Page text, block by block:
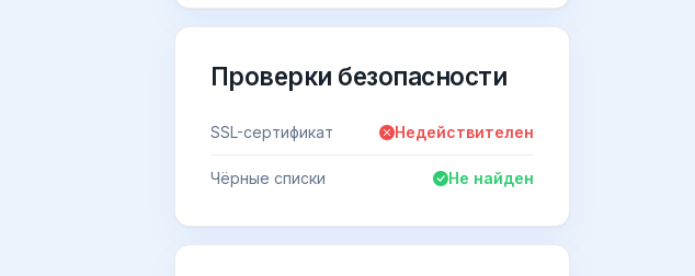
Проверки безопасности
SSL-сертификат Недействителен
Чёрные списки Не найден